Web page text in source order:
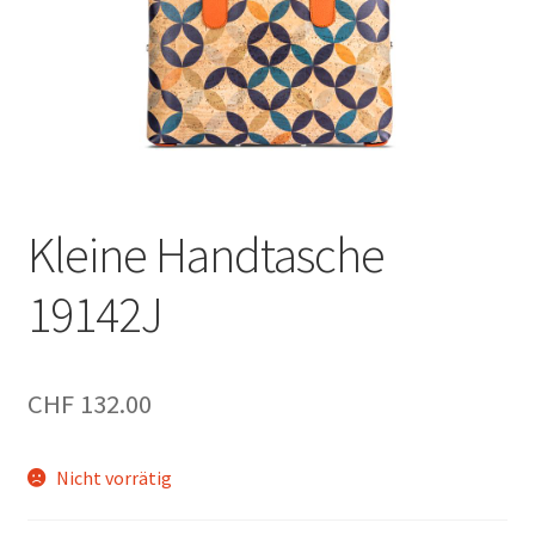
Kleine Handtasche
19142J
CHF132.00
Nicht vorrätig